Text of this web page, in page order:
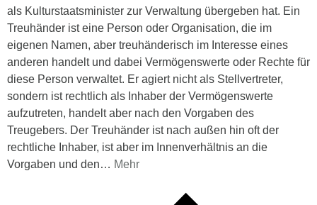
als Kulturstaatsminister zur Verwaltung übergeben hat. Ein
Treuhänder ist eine Person oder Organisation, die im
eigenen Namen, aber treuhänderisch im Interesse eines
anderen handelt und dabei Vermögenswerte oder Rechte für
diese Person verwaltet. Er agiert nicht als Stellvertreter,
sondern ist rechtlich als Inhaber der Vermögenswerte
aufzutreten, handelt aber nach den Vorgaben des
Treugebers. Der Treuhänder ist nach außen hin oft der
rechtliche Inhaber, ist aber im Innenverhältnis an die
Vorgaben und den… Mehr